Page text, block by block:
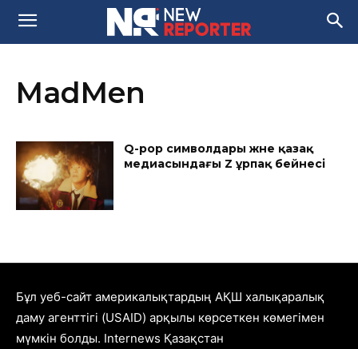
MadMen
Q-pop символдары және қазақ
медиасындағы Z ұрпақ бейнесі
Бұл уеб-сайт америкалықтардың АҚШ халықаралық
даму агенттігі (USAID) арқылы көрсеткен көмегімен
мүмкін болды. Internews Қазақстан